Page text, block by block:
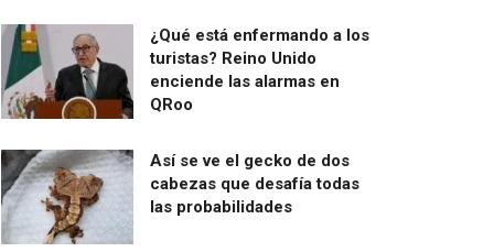
¿Qué está enfermando a los
turistas? Reino Unido
enciende las alarmas en
QRoo
Así se ve el gecko de dos
cabezas que desafía todas
las probabilidades